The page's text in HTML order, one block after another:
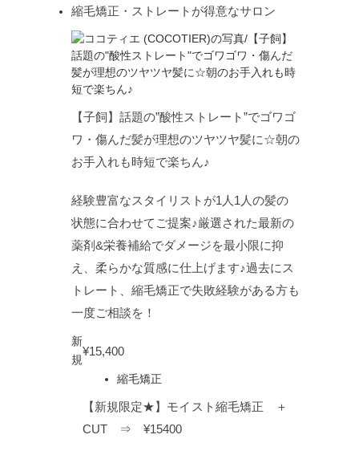
縮毛矯正・ストレートが得意なサロン
【子飼】話題の”酸性ストレート”でゴワゴ
ワ・傷んだ髪が理想のツヤツヤ髪に☆朝の
お手入れも時短で楽ちん♪
経験豊富なスタイリストが1人1人の髪の
状態に合わせてご提案♪厳選された最新の
薬剤&栄養補給でダメージを最小限に抑
え、柔らかな質感に仕上げます♪過去にス
トレート、縮毛矯正で失敗経験がある方も
一度ご相談を！
新
規
¥15,400
縮毛矯正
【新規限定★】モイスト縮毛矯正 ＋
CUT ⇒ ¥15400